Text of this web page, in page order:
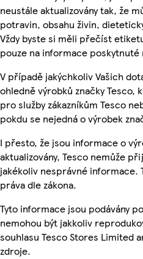
neustále aktualizovány tak, že
potravin, obsahu živin,
Vždy byste si měli přečíst
pouze na informace
V případě jakýchkoliv Vašich
ohledně výrobků značky
pro služby zákazníkům Tesco
pokdu se nejedná o výrobek
I přesto, že jsou informace o
aktualizovány, Tesco nemůže
jakékoliv nesprávné informace.
práva dle zákona.
Tyto informace jsou podávány
nemohou být jakkoliv
souhlasu Tesco Stores Limited
zdroje.